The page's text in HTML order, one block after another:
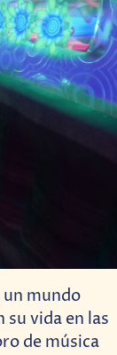
un mundo
vida en las
de música